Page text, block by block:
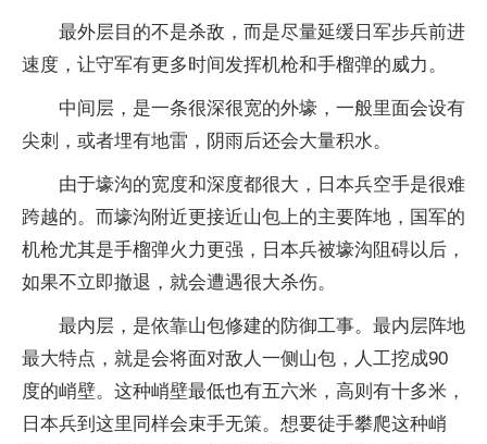
最外层目的不是杀敌，而是尽量延缓日军步兵前进
速度，让守军有更多时间发挥机枪和手榴弹的威力。
中间层，是一条很深很宽的外壕，一般里面会设有
尖刺，或者埋有地雷，阴雨后还会大量积水。
由于壕沟的宽度和深度都很大，日本兵空手是很难
跨越的。而壕沟附近更接近山包上的主要阵地，国军的
机枪尤其是手榴弹火力更强，日本兵被壕沟阻碍以后，
如果不立即撤退，就会遭遇很大杀伤。
最内层，是依靠山包修建的防御工事。最内层阵地
最大特点，就是会将面对敌人一侧山包，人工挖成90
度的峭壁。这种峭壁最低也有五六米，高则有十多米，
日本兵到这里同样会束手无策。想要徒手攀爬这种峭